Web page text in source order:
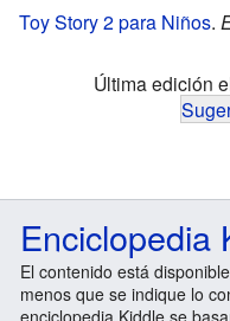
Toy Story 2 para Niños.
Última edición
Enciclopedia
El contenido está
menos que se indique lo
enciclopedia Kiddle se